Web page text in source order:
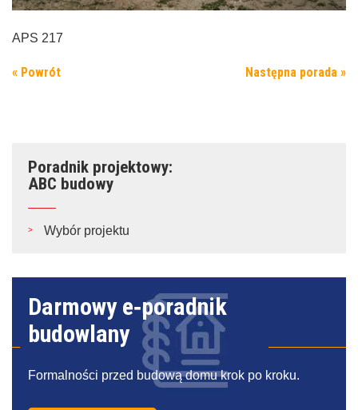
APS 217
« Powrót Następna porada »
Poradnik projektowy:
ABC budowy
Wybór projektu
Darmowy e‑poradnik
budowlany
Formalności przed budową domu krok po kroku.